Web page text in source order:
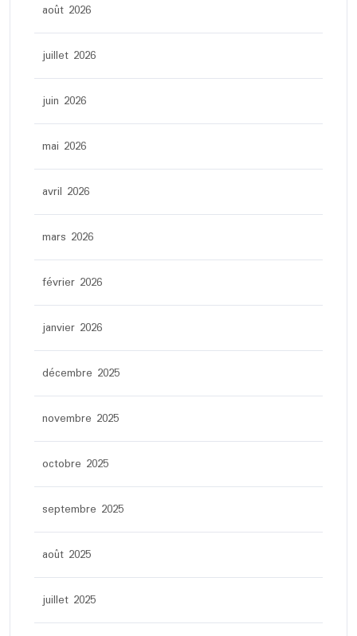
août 2026
juillet 2026
juin 2026
mai 2026
avril 2026
mars 2026
février 2026
janvier 2026
décembre 2025
novembre 2025
octobre 2025
septembre 2025
août 2025
juillet 2025